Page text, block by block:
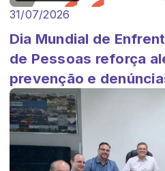
31/07/2026
Dia Mundial de
de Pessoas reforça
prevenção e